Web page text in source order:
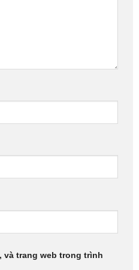
và trang web trong trình